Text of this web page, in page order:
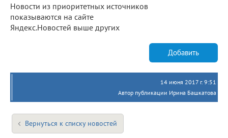
Новости из приоритетных источников
показываются на сайте
Яндекс.Новостей выше других
Добавить
14 июня 2017 г. 9:51
Автор публикации Ирина Башкатова
Вернуться к списку новостей